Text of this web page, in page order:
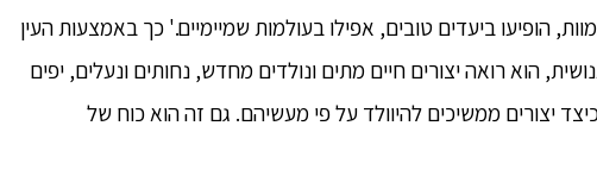
הופיעו ביעדים טובים, אפילו בעולמות שמיימיים.' כך באמצעות העין
הוא רואה יצורים חיים מתים ונולדים מחדש, נחותים ונעלים, יפים
יצורים ממשיכים להיוולד על פי מעשיהם. גם זה הוא כוח של